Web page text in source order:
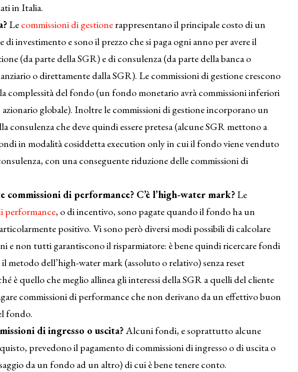
in Italia.
Lecommissioni di gestionerappresentano il principale costo di un
investimento e sono il prezzo che si paga ogni anno per avere il
(da parte della SGR) e di consulenza (da parte della banca o
o direttamente dalla SGR). Le commissioni di gestione crescono
complessità del fondo (un fondo monetario avrà commissioni inferiori
globale). Inoltre le commissioni di gestione incorporano un
consulenza che deve quindi essere pretesa (alcune SGR mettono a
in modalità cosiddetta execution only in cui il fondo viene venduto
con una conseguente riduzione delle commissioni di
commissioni di performance? C’è l’high-water mark?Le
performance, o di incentivo, sono pagate quando il fondo ha un
positivo. Vi sono però diversi modi possibili di calcolare
e non tutti garantiscono il risparmiatore: è bene quindi ricercare fondi
metodo dell’high-water mark (assoluto o relativo) senza reset
è quello che meglio allinea gli interessi della SGR a quelli del cliente
commissioni di performance che non derivano da un effettivo buon
fondo.
di ingresso o uscita?Alcuni fondi, e soprattutto alcune
prevedono il pagamento di commissioni di ingresso o di uscita o
da un fondo ad un altro) di cui è bene tenere conto.